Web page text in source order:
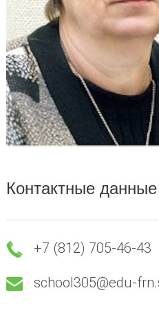
Контактные данные
+7 (812) 705-46-43
school305@edu-